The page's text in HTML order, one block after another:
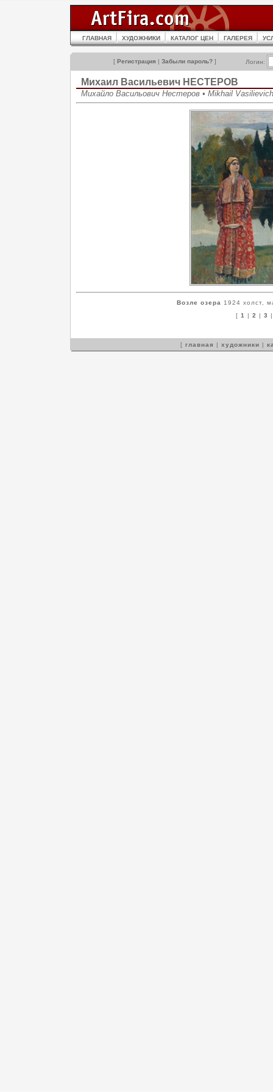
ГЛАВНАЯ ХУДОЖНИКИ КАТАЛОГ ЦЕН ГАЛЕРЕЯ
[ Регистрация | Забыли пароль? ] Логин:
Михаил Васильевич НЕСТЕРОВ
Михайло Васильович Нестеров • Mikhail
Возле озера
1924 холст,
[ 1 | 2 | 3
[ главная | художники |